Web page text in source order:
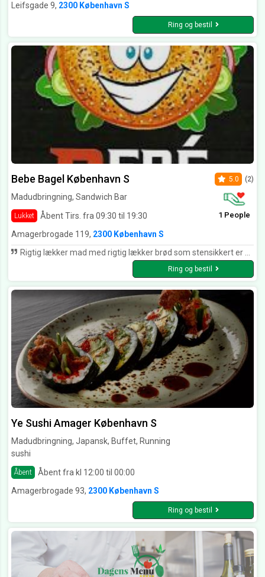
Leifsgade 9, 2300 København S
Ring og bestil
Bebe Bagel København S
Madudbringning, Sandwich Bar
Lukket Åbent Tirs. fra 09:30 til 19:30
5.0 (2)
1 People
Amagerbrogade 119, 2300 København S
Rigtig lækker mad med rigtig lækker brød som stensikkert er hjemmelavede, dem der påstår andet har åbenbart aldrig smagt en bagel før, for der er stor forskel på det frossede og det hjemmelavede. Deres udvalg af grønsager er et af de største og alt er altid så frisk og indbydende at se på og man vælger helt selv hvad man vil have i, det er ihvertfald vores stamsted i frokostpausen.
Ring og bestil
Ye Sushi Amager København S
Madudbringning, Japansk, Buffet, Running
sushi
Åbent
Åbent fra kl 12:00 til 00:00
Amagerbrogade 93, 2300 København S
Ring og bestil